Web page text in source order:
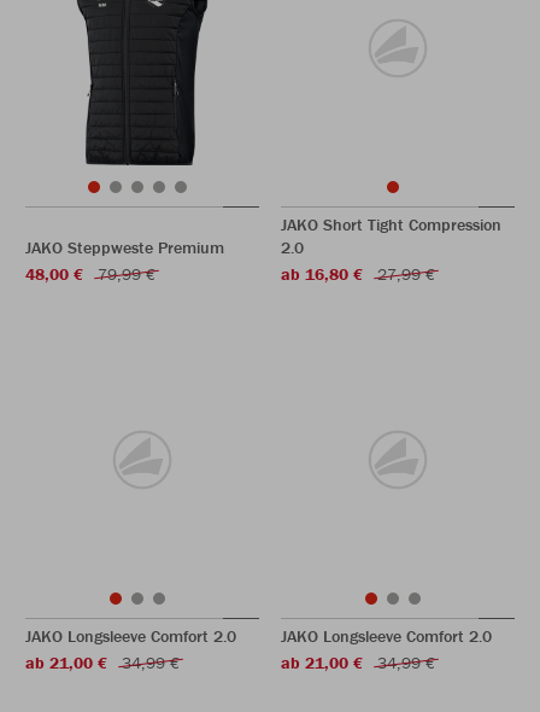
JAKO Steppweste Premium
48,00 €
79,99 €
JAKO Short Tight Compression
2.0
ab 16,80 €
27,99 €
JAKO Longsleeve Comfort 2.0
ab 21,00 €
34,99 €
JAKO Longsleeve Comfort 2.0
ab 21,00 €
34,99 €